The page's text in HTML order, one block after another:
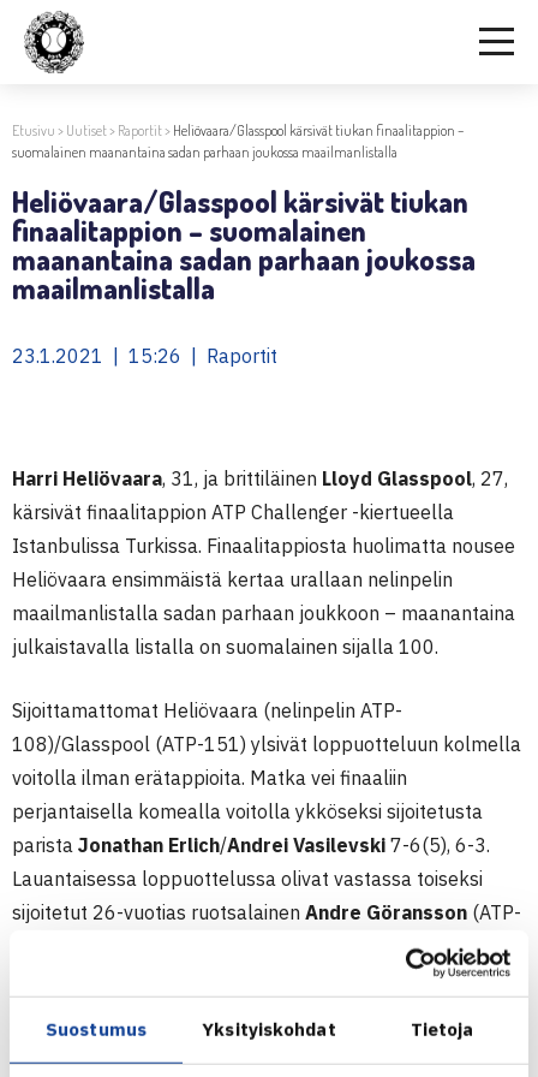
Suostumus Yksityiskohdat Tietoja
Etusivu > Uutiset> Raportit> Heliövaara/Glasspool kärsivät tiukan finaalitappion –
suomalainen maanantaina sadan parhaan joukossa maailmanlistalla
Heliövaara/Glasspool kärsivät tiukan
finaalitappion – suomalainen
maanantaina sadan parhaan joukossa
maailmanlistalla
23.1.2021 | 15:26 | Raportit
Harri Heliövaara, 31, ja brittiläinen Lloyd Glasspool, 27,
kärsivät finaalitappion ATP Challenger -kiertueella
Istanbulissa Turkissa. Finaalitappiosta huolimatta nousee
Heliövaara ensimmäistä kertaa urallaan nelinpelin
maailmanlistalla sadan parhaan joukkoon – maanantaina
julkaistavalla listalla on suomalainen sijalla 100.
Sijoittamattomat Heliövaara (nelinpelin ATP-
108)/Glasspool (ATP-151) ylsivät loppuotteluun kolmella
voitolla ilman erätappioita. Matka vei finaaliin
perjantaisella komealla voitolla ykköseksi sijoitetusta
parista Jonathan Erlich/Andrei Vasilevski 7-6(5), 6-3.
Lauantaisessa loppuottelussa olivat vastassa toiseksi
sijoitetut 26-vuotias ruotsalainen Andre Göransson (ATP-
(ATP-86).
ratkaisu nähtiin vasta ottelu-tie-breikissä. Lopulta toiseksi